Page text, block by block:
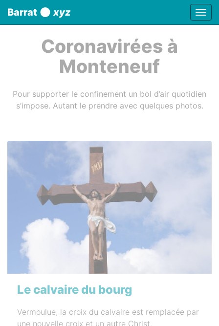
Barrat xyz
Coronavirées à
Monteneuf
Pour supporter le confinement un bol d’air quotidien
s’impose. Autant le prendre avec quelques photos.
Le calvaire du bourg
Vermoulue, la croix du calvaire est remplacée par
une nouvelle croix et un autre Christ.
Panneau de gestion des cookies